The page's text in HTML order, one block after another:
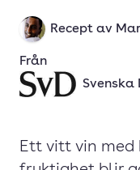
Recept av
Från
Ett vitt vin med